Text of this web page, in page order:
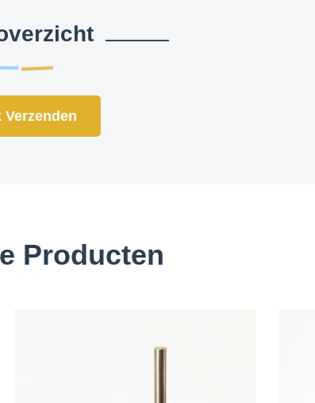
Verzenden
Producten